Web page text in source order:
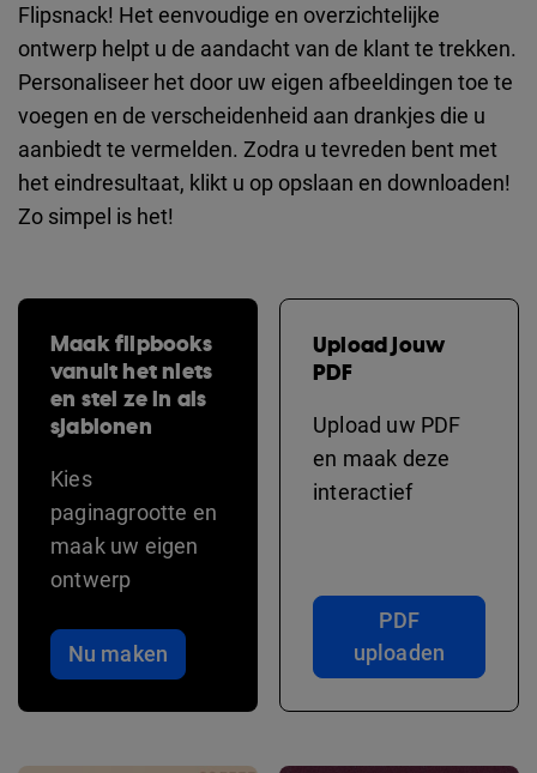
Flipsnack! Het eenvoudige en overzichtelijke
ontwerp helpt u de aandacht van de klant te trekken.
Personaliseer het door uw eigen afbeeldingen toe te
voegen en de verscheidenheid aan drankjes die u
aanbiedt te vermelden. Zodra u tevreden bent met
het eindresultaat, klikt u op opslaan en downloaden!
Zo simpel is het!
Maak flipbooks
vanuit het niets
en stel ze in als
sjablonen
Kies
paginagrootte en
maak uw eigen
ontwerp
Nu maken
Upload jouw
PDF
Upload uw PDF
en maak deze
interactief
PDF
uploaden